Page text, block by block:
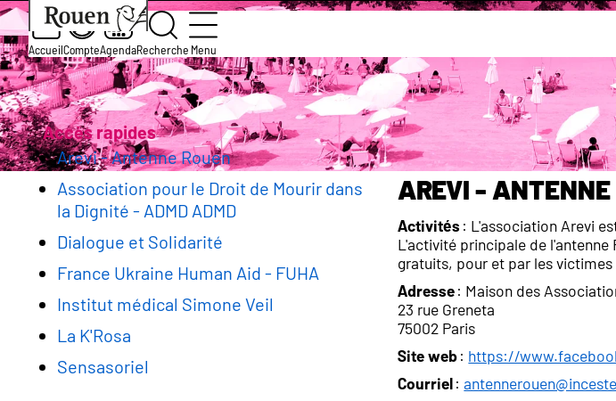
Aller
au
contenu
principal
Aller
à
la
page
d’accueil
Slide
1
of
1
AccueilCompteAgendaRecherche Menu
Fil
d'Ariane
Accueil Services et démarches
Santé, Bien-être, Handicap : Aide psychologique,
Accès rapides
Arevi - Antenne Rouen
Association pour le Droit de Mourir dans
la Dignité - ADMD ADMD
Dialogue et Solidarité
France Ukraine Human Aid - FUHA
Institut médical Simone Veil
La K'Rosa
Sensasoriel
Arevi - Antenne
Activités : L'association Arevi
L'activité principale de l'antenne
gratuits, pour et par les
Adresse: Maison des
23 rue Greneta
75002 Paris
Site web: https://
Courriel: